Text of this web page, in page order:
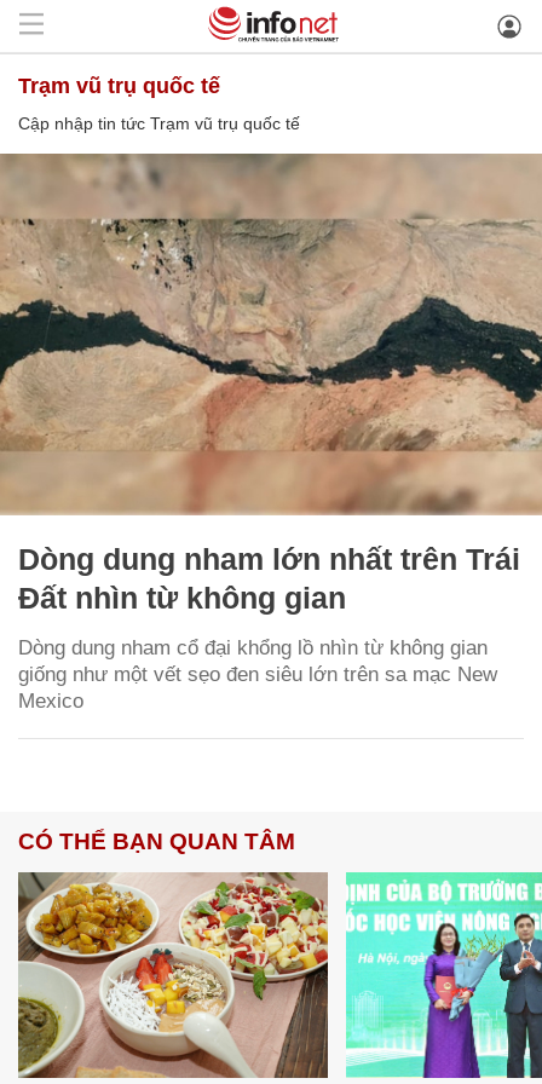
Trạm vũ trụ quốc tế
Cập nhập tin tức Trạm vũ trụ quốc tế
Dòng dung nham lớn nhất trên Trái
Đất nhìn từ không gian
Dòng dung nham cổ đại khổng lồ nhìn từ không gian
giống như một vết sẹo đen siêu lớn trên sa mạc New
Mexico
CÓ THỂ BẠN QUAN TÂM